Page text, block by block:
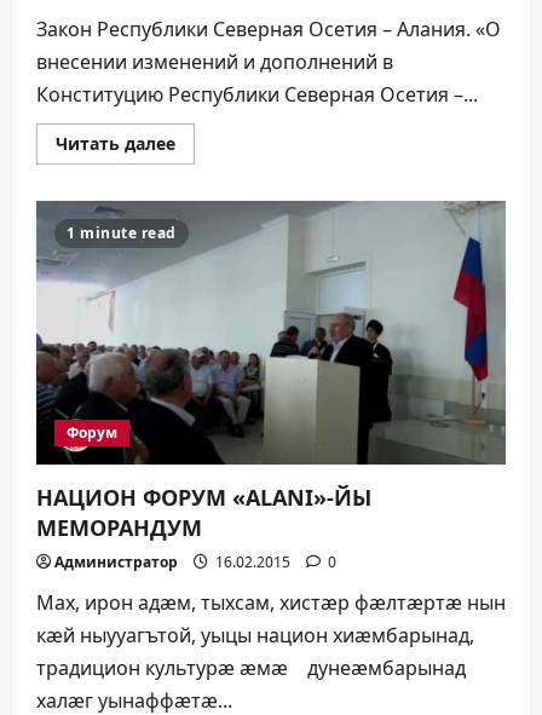
Закон Республики Северная Осетия – Алания. «О
внесении изменений и дополнений в
Конституцию Республики Северная Осетия –...
Читать далееПрочитать
больше
1 minute read
Форум
НАЦИОН ФОРУМ «АLANI»-ЙЫ
МЕМОРАНДУМ
Администратор 16.02.2015 0
Мах, ирон адæм, тыхсам, хистæр фæлтæртæ нын
кæй ныууагътой, уыцы национ хиæмбарынад,
традицион культурæ æмæ дунеæмбарынад
халæг уынаффæтæ...